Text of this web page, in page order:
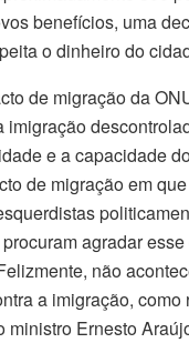
benefícios, uma
o dinheiro do
de migração da
imigração
e a capacidade
de migração em
agradar
não
a imigração, como
ministro Ernesto